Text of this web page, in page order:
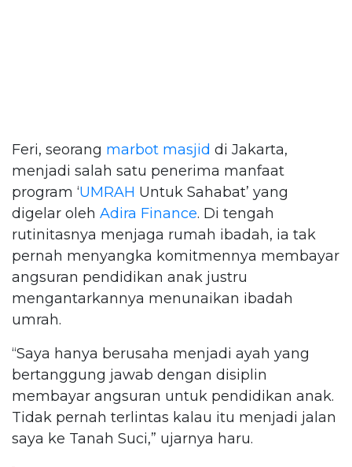
Feri, seorang marbot masjid di Jakarta,
menjadi salah satu penerima manfaat
program ‘UMRAH Untuk Sahabat’ yang
digelar oleh Adira Finance. Di tengah
rutinitasnya menjaga rumah ibadah, ia tak
pernah menyangka komitmennya membayar
angsuran pendidikan anak justru
mengantarkannya menunaikan ibadah
umrah.
“Saya hanya berusaha menjadi ayah yang
bertanggung jawab dengan disiplin
membayar angsuran untuk pendidikan anak.
Tidak pernah terlintas kalau itu menjadi jalan
saya ke Tanah Suci,” ujarnya haru.